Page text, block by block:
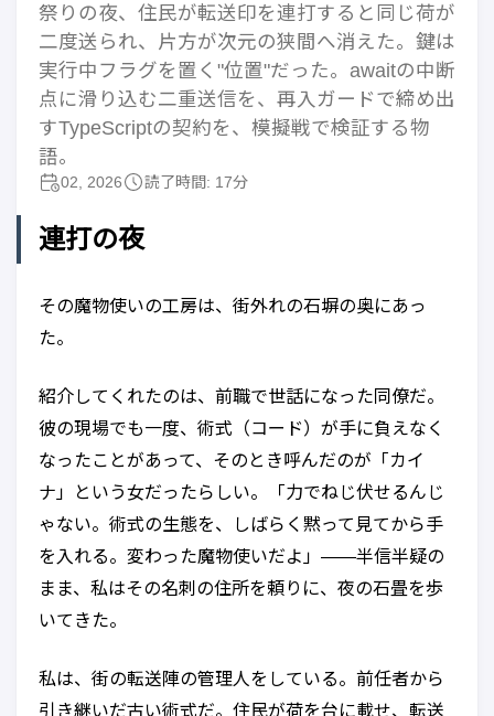
祭りの夜、住民が転送印を連打すると同じ荷が
二度送られ、片方が次元の狭間へ消えた。鍵は
実行中フラグを置く"位置"だった。awaitの中断
点に滑り込む二重送信を、再入ガードで締め出
すTypeScriptの契約を、模擬戦で検証する物
語。
02, 2026 読了時間: 17分
連打の夜
その魔物使いの工房は、街外れの石塀の奥にあっ
た。
紹介してくれたのは、前職で世話になった同僚だ。
彼の現場でも一度、術式（コード）が手に負えなく
なったことがあって、そのとき呼んだのが「カイ
ナ」という女だったらしい。「力でねじ伏せるんじ
ゃない。術式の生態を、しばらく黙って見てから手
を入れる。変わった魔物使いだよ」——半信半疑の
まま、私はその名刺の住所を頼りに、夜の石畳を歩
いてきた。
私は、街の転送陣の管理人をしている。前任者から
引き継いだ古い術式だ。住民が荷を台に載せ、転送